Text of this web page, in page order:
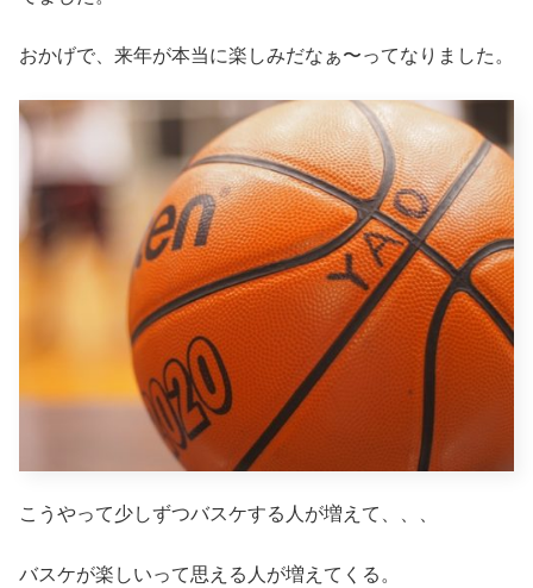
おかげで、来年が本当に楽しみだなぁ〜ってなりました。
こうやって少しずつバスケする人が増えて、、、
バスケが楽しいって思える人が増えてくる。